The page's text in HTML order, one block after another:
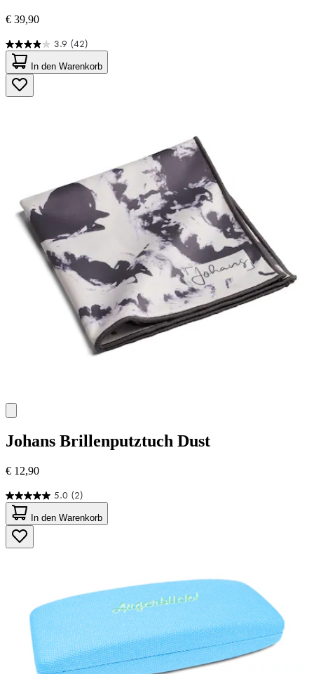
€ 39,90
3.9 (42)
3.9
von
5
Sternen.
42
In den Warenkorb
Johans Brillenputztuch Dust
€ 12,90
5.0 (2)
5.0
von
5
Sternen.
2
In den Warenkorb